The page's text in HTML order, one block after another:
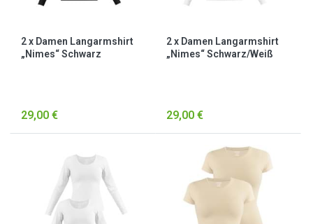
2 x Damen Langarmshirt
„Nimes“ Schwarz
29,00 €
2 x Damen Langarmshirt
„Nimes“ Schwarz/Weiß
29,00 €